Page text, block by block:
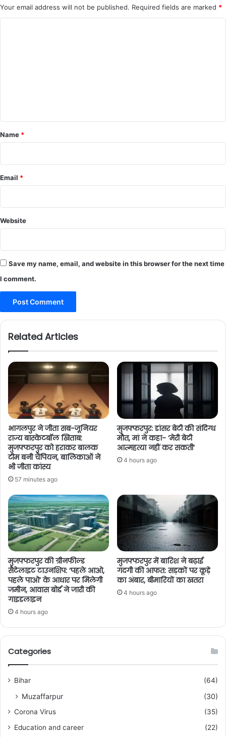
Your email address will not be published. Required fields are marked *
*
Name *
Email *
Website
Save my name, email, and website in this browser for the next time
I comment.
Related Articles
भागलपुर ने जीता सब-जूनियर
राज्य बास्केटबॉल खिताब:
मुजफ्फरपुर को हराकर बालक
टीम बनी चैंपियन, बालिकाओं ने
भी जीता कांस्य
57 minutes ago
मुजफ्फरपुर: डांसर बेटी की संदिग्ध
मौत, मां ने कहा- ‘मेरी बेटी
आत्महत्या नहीं कर सकती’
4 hours ago
मुजफ्फरपुर की ग्रीनफील्ड
सैटेलाइट टाउनशिप: ‘पहले आओ,
पहले पाओ’ के आधार पर मिलेगी
जमीन, आवास बोर्ड ने जारी की
गाइडलाइन
4 hours ago
मुजफ्फरपुर में बारिश ने बढ़ाई
गंदगी की आफत: सड़कों पर कूड़े
का अंबार, बीमारियों का खतरा
4 hours ago
Categories
Bihar (64)
Muzaffarpur (30)
Corona Virus
(35)
Education and career
(22)